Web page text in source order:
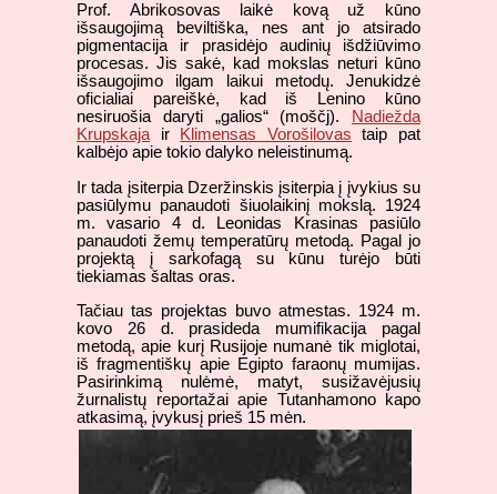
Prof. Abrikosovas laikė kovą už kūno
išsaugojimą beviltiška, nes ant jo atsirado
pigmentacija ir prasidėjo audinių išdžiūvimo
procesas. Jis sakė, kad mokslas neturi kūno
išsaugojimo ilgam laikui metodų. Jenukidzė
oficialiai pareiškė, kad iš Lenino kūno
nesiruošia daryti „galios“ (moščj).
Nadiežda
Krupskaja ir Klimensas Vorošilovas taip pat
kalbėjo apie tokio dalyko neleistinumą.
Ir tada įsiterpia Dzeržinskis įsiterpia į įvykius su
pasiūlymu panaudoti šiuolaikinį mokslą. 1924
m. vasario 4 d. Leonidas Krasinas pasiūlo
panaudoti žemų temperatūrų metodą. Pagal jo
projektą į sarkofagą su kūnu turėjo būti
tiekiamas šaltas oras.
Tačiau tas projektas buvo atmestas. 1924 m.
kovo 26 d. prasideda mumifikacija pagal
metodą, apie kurį Rusijoje numanė tik miglotai,
iš fragmentiškų apie Egipto faraonų mumijas.
Pasirinkimą nulėmė, matyt, susižavėjusių
žurnalistų reportažai apie Tutanhamono kapo
atkasimą, įvykusį prieš 15 mėn.